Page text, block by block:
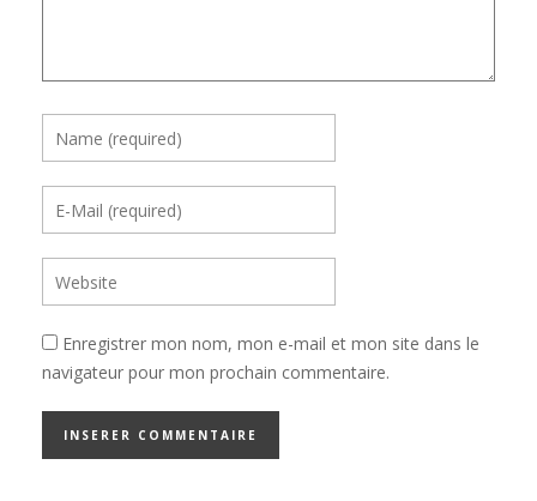
Enregistrer mon nom, mon e-mail et mon site dans le
navigateur pour mon prochain commentaire.